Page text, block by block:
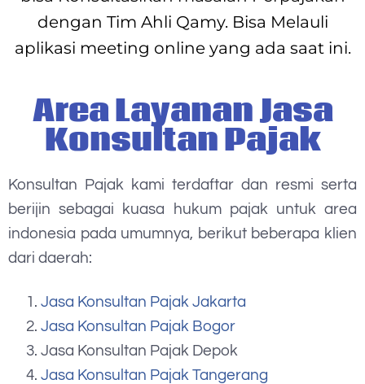
dengan Tim Ahli Qamy. Bisa Melauli
aplikasi meeting online yang ada saat ini.
Area Layanan Jasa
Konsultan Pajak
Konsultan Pajak kami terdaftar dan resmi serta
berijin sebagai kuasa hukum pajak untuk area
indonesia pada umumnya, berikut beberapa klien
dari daerah:
Jasa Konsultan Pajak Jakarta
Jasa Konsultan Pajak Bogor
Jasa Konsultan Pajak Depok
Jasa Konsultan Pajak Tangerang